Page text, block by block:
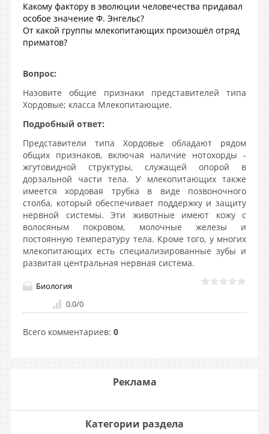
Какому фактору в эволюции человечества придавал
особое значение Ф. Энгельс?
От какой группы млекопитающих произошёл отряд
приматов?
Вопрос:
Назовите общие признаки представителей типа
Хордовые; класса Млекопитающие.
Подробный ответ:
Представители типа Хордовые обладают рядом
общих признаков, включая наличие нотохорды -
жгутовидной структуры, служащей опорой в
дорзальной части тела. У млекопитающих также
имеется хордовая трубка в виде позвоночного
столба, который обеспечивает поддержку и защиту
нервной системы. Эти животные имеют кожу с
волосяным покровом, молочные железы и
постоянную температуру тела. Кроме того, у многих
млекопитающих есть специализированные зубы и
развитая центральная нервная система.
Биология
0.0/0
Всего комментариев: 0
Реклама
Категории раздела